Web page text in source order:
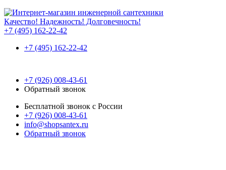
Качество! Надежность! Долговечность!
+7 (495) 162-22-42
+7 (495) 162-22-42
+7 (926) 008-43-61
Обратный звонок
Бесплатной звонок с России
+7 (926) 008-43-61
info@shopsantex.ru
Обратный звонок